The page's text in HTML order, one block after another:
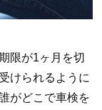
限が1ヶ月を切
けられるように
がどこで車検を